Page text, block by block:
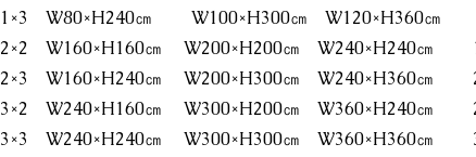
1×3 W80×H240㎝ W100×H300㎝ W120×H360㎝
2×2 W160×H160㎝ W200×H200㎝ W240×H240㎝
2×3 W160×H240㎝ W200×H300㎝ W240×H360㎝
3×2 W240×H160㎝ W300×H200㎝ W360×H240㎝
3×3 W240×H240㎝ W300×H300㎝ W360×H360㎝